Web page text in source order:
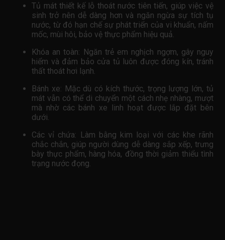
Tủ mát thiết kế lỗ thoát nước tiên tiến, giúp việc vệ
sinh trở nên dễ dàng hơn và ngăn ngừa sự tích tụ
nước, từ đó hạn chế sự phát triển của vi khuẩn, nấm
mốc, mùi hôi, bảo vệ thực phẩm hiệu quả.
Khóa an toàn: Ngăn trẻ em nghịch ngợm, gây nguy
hiểm và đảm bảo cửa tủ luôn được đóng kín, tránh
thất thoát hơi lạnh.
Bánh xe: Mặc dù có kích thước, trọng lượng lớn, tủ
mát vẫn có thể di chuyển một cách nhẹ nhàng, mượt
mà nhờ các bánh xe linh hoạt được lắp đặt bên
dưới.
Các vỉ chứa: Làm bằng kim loại với các khe rãnh
chắc chắn, giúp người dùng dễ dàng sắp xếp, trưng
bày thực phẩm, hàng hóa, đồng thời giảm thiểu tình
trạng nước đọng.